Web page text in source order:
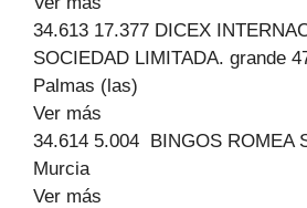
34.613 17.377 DICEX
SOCIEDAD LIMITADA. grande
Palmas (las)
Ver más
34.614 5.004 BINGOS ROMEA
Murcia
Ver más